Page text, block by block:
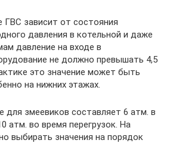
ГВС зависит от состояния
давления в котельной и даже
давление на входе в
не должно превышать 4,5
это значение может быть
на нижних этажах.
для змеевиков составляет 6 атм. в
атм. во время перегрузок. На
выбирать значения на порядок